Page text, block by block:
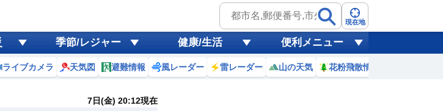
現在地
季節/レジャー 健康/生活 便利メニュー
ライブカメラ 天気図 避難情報 風レーダー 雷レーダー 山の天気 花粉飛散情報
7日(金) 20:12現在